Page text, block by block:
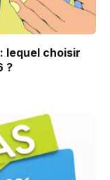
lequel choisir
?